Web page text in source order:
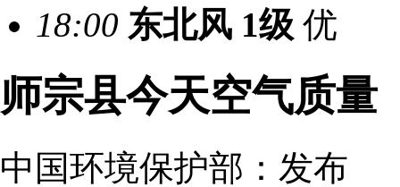
18:00 东北风 1级 优
师宗县今天空气质量
中国环境保护部： 发布